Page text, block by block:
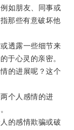
如朋友、同事或
那些有意破坏他
透露一些细节来
于心灵的亲密。
的进展呢？这个
个人感情的进
的感情欺骗或破